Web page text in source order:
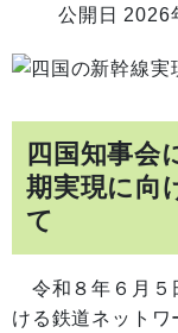
公開日 2026
四国知事会
期実現に向
て
令和８年６月５
ける鉄道ネット